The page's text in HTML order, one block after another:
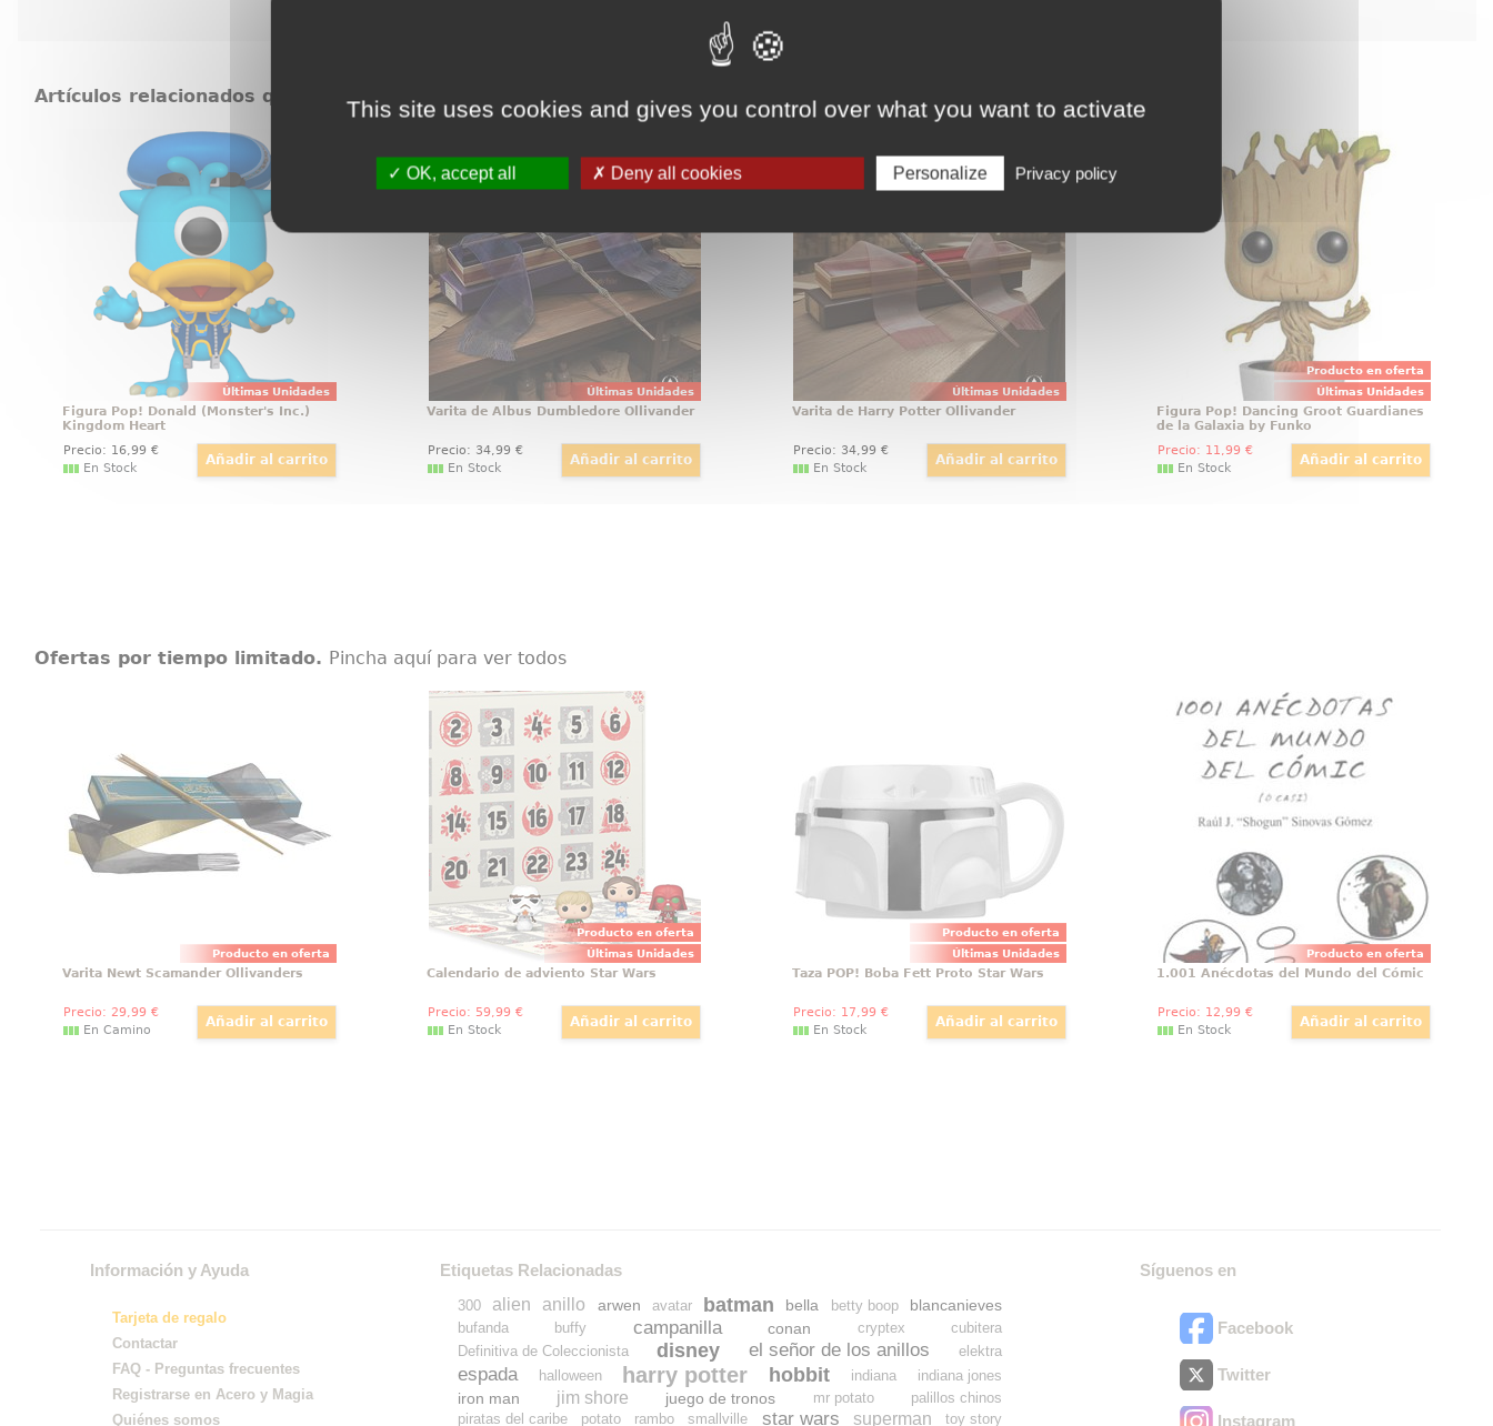
Artículos relacionados que también pueden interesarte. Pincha aquí para ver todos
Últimas Unidades
Figura Pop! Donald (Monster's Inc.)
Kingdom Heart
Figura de Donald (Monster's Inc.)
realizada en vinilo perteneciente
a la línea Pop! de Funko. La figura
tiene una altura aproximada de
10 cm., y está basada en la saga
de videojuegos Kingdom Hearts .
Figura Pop! Donald (Monster's Inc.)
Kingdom Heart
Precio: 16,99 €
En Stock
Últimas Unidades
Ollivander
Hay objetos que no se guardan, se
exhiben con orgullo, y la varita de
esa categoría desde el primer
vistazo. Esta réplica oficial de
Harry Potter reúne elegancia,
simbolismo y acabado de
colección
Varita de Albus Dumbledore Ollivander
Precio: 34,99 €
En Stock
Últimas Unidades
Varita de Harry Potter original con
licencia oficial, diseñada para
convertir cualquier colección en
desde el primer vistazo. Esta
réplica de Harry Potter a escala
1:1 reúne acabado cuidado
Varita de Harry Potter Ollivander
Precio: 34,99 €
En Stock
Producto en oferta
Últimas Unidades
Figura Pop! Dancing Groot
Guardianes de la Galaxia by Funko
Figura de Dancing Groot realizada
en vinilo perteneciente a la línea
Pop! de Funko. La figura tiene una
altura aproximada de 10 cm., y
está basada en la película de
Guardianes de la Galaxia de
Marvel Comics.
Figura Pop! Dancing Groot Guardianes
de la Galaxia by Funko
Precio: 11,99 €
En Stock
Ofertas por tiempo limitado. Pincha aquí para ver todos
Producto en oferta
Scamander, el protagonista de la
serie de películas Animales
Fantasticos. Viene en una bonita
caja de regalo y con una cenefa
para adornar.
Varita Newt Scamander Ollivanders
Precio: 29,99 €
En Camino
Producto en oferta
Últimas Unidades
Calendario de adviento Star Wars
Calendario de adviento de Star
Wars Pocket POP! El calendario
está compuesto por 24 figuras de
unos 4 cm de alto
aproximadamente. Descubre a
tus personajes preferidos
Calendario de adviento Star Wars
Precio: 59,99 €
En Stock
Producto en oferta
Últimas Unidades
en cerámica con una capacidad
aproximada de 350 ml.
Taza POP! Boba Fett Proto Star Wars
Precio: 17,99 €
En Stock
Producto en oferta
1.001 Anécdotas del Mundo del
Cómic
1.001 Anécdotas del Mundo del
Cómic (o casi) recoge algunas de
las curiosidades más divertidas y
guardadas por las editoriales...
1.001 Anécdotas del Mundo del Cómic
Precio: 12,99 €
En Stock
Información y Ayuda
Tarjeta de regalo
Contactar
FAQ - Preguntas frecuentes
Registrarse en Acero y Magia
Quiénes somos
Etiquetas Relacionadas
300 alien anillo arwen avatar batman bella betty boop blancanieves
bufanda buffy campanilla conan cryptex
cubitera
Definitiva de Coleccionista
disney el señor de los anillos elektra
espada halloween harry potter hobbit indiana indiana jones
iron man jim shore juego de tronos mr potato
palillos chinos
piratas del caribe
potato rambo smallville star wars superman toy story
Síguenos en
Facebook
Twitter
Instagram
This site uses cookies and gives you control over what you want to activate
OK, accept all Deny all cookies Personalize Privacy policy